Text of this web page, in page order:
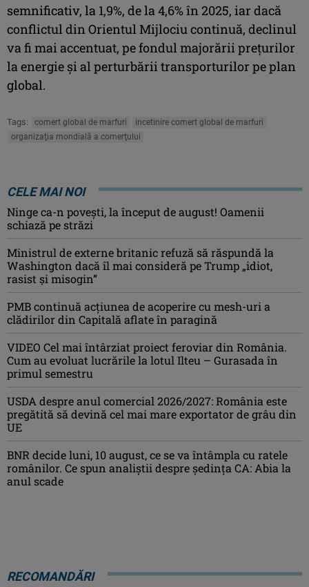
semnificativ, la 1,9%, de la 4,6% în 2025, iar dacă
conflictul din Orientul Mijlociu continuă, declinul
va fi mai accentuat, pe fondul majorării preţurilor
la energie şi al perturbării transporturilor pe plan
global.
Tags: comert global de marfuri
incetinire comert global de marfuri
organizaţia mondială a comerţului
CELE MAI NOI
Ninge ca-n povești, la început de august! Oamenii
schiază pe străzi
Ministrul de externe britanic refuză să răspundă la
Washington dacă îl mai consideră pe Trump „idiot,
rasist şi misogin”
PMB continuă acțiunea de acoperire cu mesh-uri a
clădirilor din Capitală aflate în paragină
VIDEO Cel mai întârziat proiect feroviar din România.
Cum au evoluat lucrările la lotul Ilteu – Gurasada în
primul semestru
USDA despre anul comercial 2026/2027: România este
pregătită să devină cel mai mare exportator de grâu din
UE
BNR decide luni, 10 august, ce se va întâmpla cu ratele
românilor. Ce spun analiștii despre ședința CA: Abia la
anul scade
RECOMANDĂRI